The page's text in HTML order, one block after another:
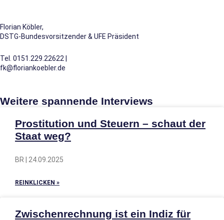
Florian Köbler,
DSTG-Bundesvorsitzender & UFE Präsident
Tel. 0151.229.22622 |
fk@floriankoebler.de
Weitere spannende Interviews
Prostitution und Steuern – schaut der
Staat weg?
BR | 24.09.2025
REINKLICKEN »
Zwischenrechnung ist ein Indiz für